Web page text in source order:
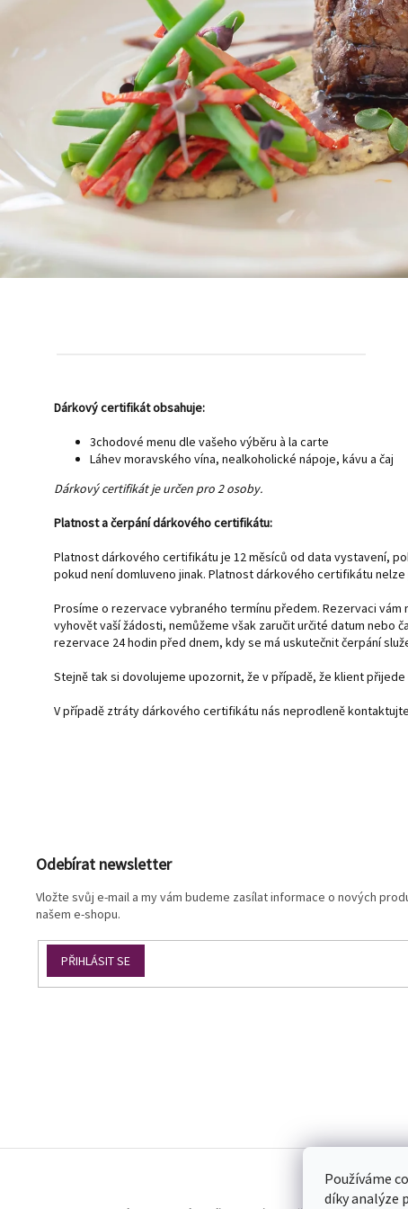
Používáme
díky analýze
Dárkový certifikát obsahuje:
3chodové menu dle vašeho výběru à la carte
Láhev moravského vína, nealkoholické nápoje, kávu a čaj
​Dárkový certifikát je určen pro 2 osoby.
Platnost a čerpání dárkového certifikátu:
Platnost dárkového certifikátu je 12 měsíců od data vystavení,
pokud není domluveno jinak. Platnost dárkového certifikátu
Prosíme o rezervace vybraného termínu předem. Rezervaci
vyhovět vaší žádosti, nemůžeme však zaručit určité datum nebo
rezervace 24 hodin před dnem, kdy se má uskutečnit čerpání
Stejně tak si dovolujeme upozornit, že v případě, že klient
V případě ztráty dárkového certifikátu nás neprodleně
Odebírat newsletter
Vložte svůj e-mail a my vám budeme zasílat informace o nových
našem e-shopu.
PŘIHLÁSIT SE